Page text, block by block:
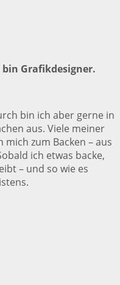
Grafikdesigner.
bin ich aber gerne in
aus. Viele meiner
zum Backen – aus
ich etwas backe,
– und so wie es